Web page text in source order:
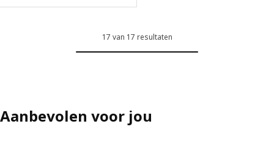
17 van 17 resultaten
Aanbevolen voor jou